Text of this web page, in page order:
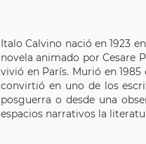
Italo Calvino nació en 1923
novela animado por Cesare
vivió en París. Murió en
convirtió en uno de los
posguerra o desde una
espacios narrativos la